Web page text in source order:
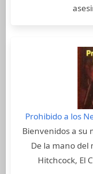
Prohibido a los
Bienvenidos a su
De la mano
Hitchcock, El